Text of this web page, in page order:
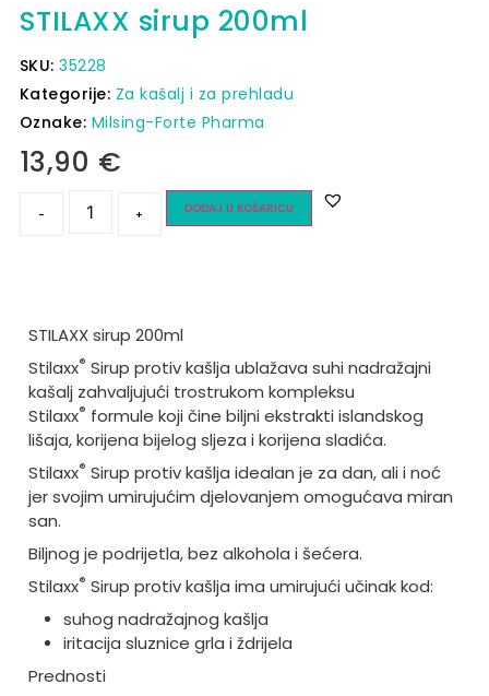
STILAXX sirup 200ml
SKU:35228
Kategorije: Za kašalj i za prehladu
Oznake: Milsing-Forte Pharma
13,90 €
- + DODAJ U KOŠARICU
STILAXX sirup 200ml
Stilaxx® Sirup protiv kašlja ublažava suhi nadražajni
kašalj zahvaljujući trostrukom kompleksu
Stilaxx® formule koji čine biljni ekstrakti islandskog
lišaja, korijena bijelog sljeza i korijena sladića.
Stilaxx® Sirup protiv kašlja idealan je za dan, ali i noć
jer svojim umirujućim djelovanjem omogućava miran
san.
Biljnog je podrijetla, bez alkohola i šećera.
Stilaxx® Sirup protiv kašlja ima umirujući učinak kod:
suhog nadražajnog kašlja
iritacija sluznice grla i ždrijela
Prednosti